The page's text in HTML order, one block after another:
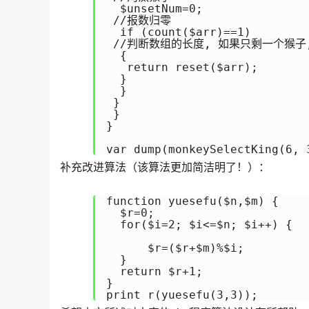
  $unsetNum=0;
//报数归零
  if (count($arr)==1)
//判断数组的长度, 如果只剩一个猴
  {
   return reset($arr);
  }
  }
}
}
}
var_dump(monkeySelectKing(6,
补充改进算法（该算法更加简洁明了！）：
function yuesefu($n,$m) {
  $r=0;
  for($i=2; $i<=$n; $i++) {
      $r=($r+$m)%$i;
  }
  return $r+1;
}
print_r(yuesefu(3,3));